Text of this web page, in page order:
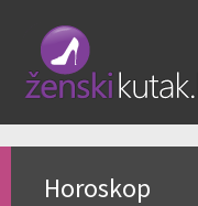
Horoskop